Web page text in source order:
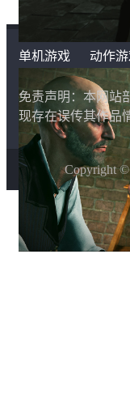
单机游戏 动作
角色扮演游戏
免责声明：本网站
现存在误传其作品
Copyright ©